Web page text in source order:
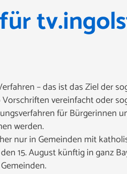
– das ist das Ziel der
vereinfacht oder
für Bürgerinnen
werden.
nur in Gemeinden mit
15. August künftig in ganz